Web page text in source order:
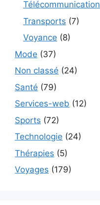
Télécommunication
Transports (7)
Voyance (8)
Mode (37)
Non classé (24)
Santé (79)
Services-web (12)
Sports (72)
Technologie (24)
Thérapies (5)
Voyages (179)